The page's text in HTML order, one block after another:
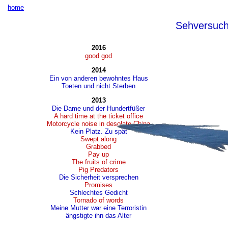
home
2016
good god
2014
Ein von anderen bewohntes Haus
Toeten und nicht Sterben
2013
Die Dame und der Hundertfüßer
A hard time at the ticket office
Motorcycle noise in desolate China
Kein Platz. Zu spät
Swept along
Grabbed
Pay up
The fruits of crime
Pig Predators
Die Sicherheit versprechen
Promises
Schlechtes Gedicht
Tornado of words
Meine Mutter war eine Terroristin
ängstigte ihn das Alter